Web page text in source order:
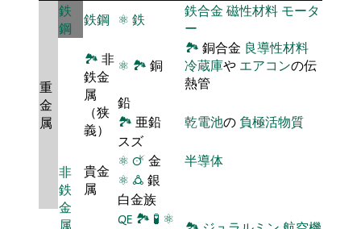
重
金
属
鉄
鋼
鉄鋼 ⚛ 鉄 鉄合金 磁性材料 モータ
ー
非
鉄
金
属
🏞 非
鉄金
属
（狭
義）
⚛ 🏞 銅
🏞 銅合金 良導性材料
冷蔵庫や エアコンの伝
熱管
鉛
🏞 亜鉛 乾電池の 負極活物質
スズ
貴金
属
⚛ 🜚 金
半導体
⚛ 🜛 銀
白金族
🜀 🏞 🧪 ⚛